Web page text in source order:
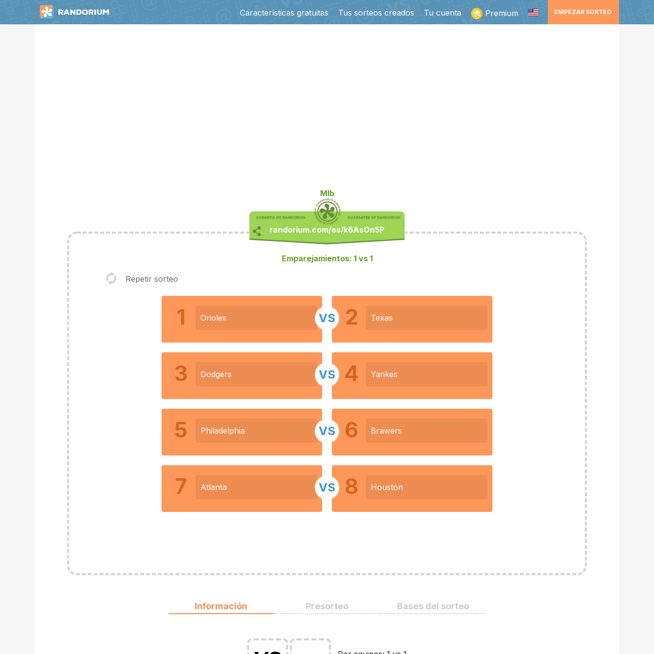
EMPEZAR SORTEO
Características gratuitas Tus sorteos creados Tu cuenta Premium
Mlb
Emparejamientos: 1 vs 1
Repetir sorteo
1 Orioles VS 2 Texas
3 Dodgers VS 4 Yankes
5 Philadelphia VS 6 Brawers
7 Atlanta VS 8 Houston
Información Presorteo Bases del sorteo